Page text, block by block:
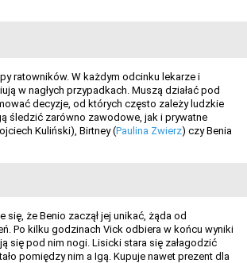
ratowników. W każdym odcinku lekarze i
w nagłych przypadkach. Muszą działać pod
decyzje, od których często zależy ludzkie
śledzić zarówno zawodowe, jak i prywatne
Kuliński), Birtney (Paulina Zwierz) czy Benia
się, że Benio zaczął jej unikać, żąda od
Po kilku godzinach Vick odbiera w końcu wyniki
się pod nim nogi. Lisicki stara się załagodzić
pomiędzy nim a Igą. Kupuje nawet prezent dla